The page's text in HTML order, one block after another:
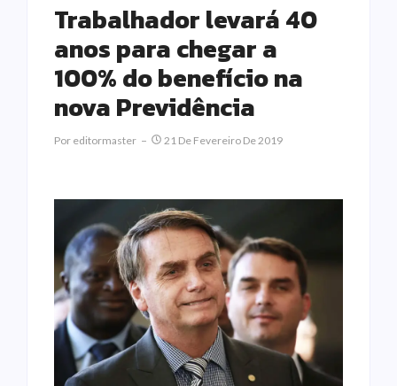
Trabalhador levará 40
anos para chegar a
100% do benefício na
nova Previdência
Por Editormaster 21 De Fevereiro De 2019